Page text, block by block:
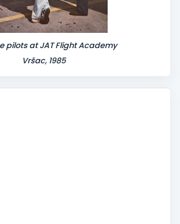
pilots at JAT Flight Academy
Vršac, 1985